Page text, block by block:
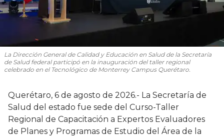
La Dirección General de Calidad y Educación en Salud de la Secretaría
de Salud federal participó en la inauguración del taller regional
celebrado en el Tecnológico de Monterrey Campus Querétaro.
Querétaro, 6 de agosto de 2026.- La Secretaría de
Salud del estado fue sede del Curso-Taller
Regional de Capacitación a Expertos Evaluadores
de Planes y Programas de Estudio del Área de la